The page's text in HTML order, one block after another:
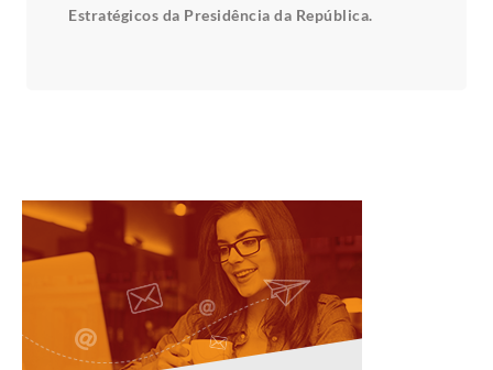
Estratégicos da Presidência da República.